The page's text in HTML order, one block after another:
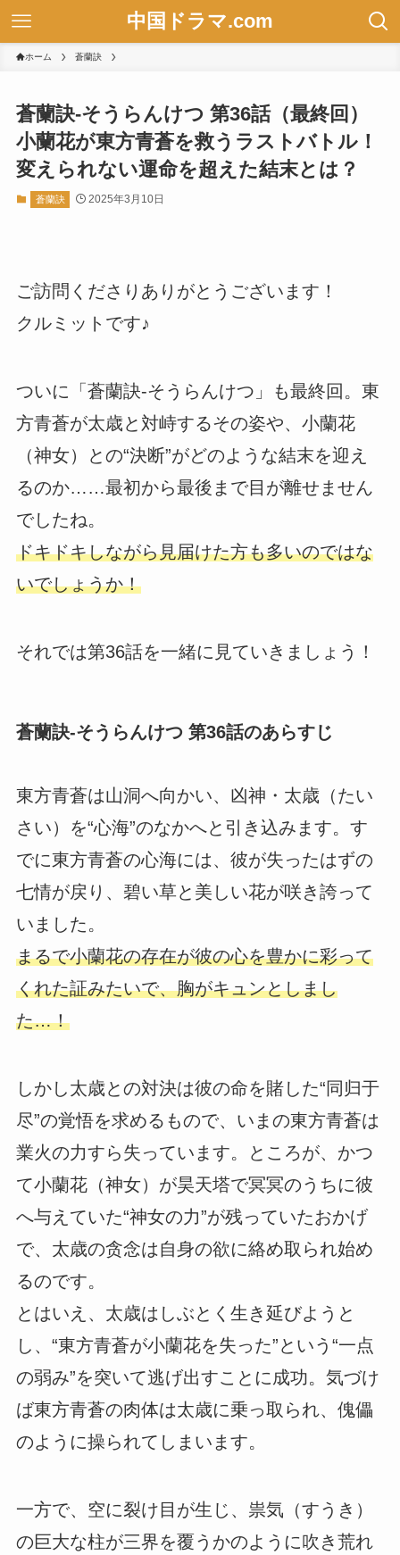
中国ドラマ.com
ホーム 蒼蘭訣
蒼蘭訣-そうらんけつ 第36話（最終回）
小蘭花が東方青蒼を救うラストバトル！
変えられない運命を超えた結末とは？
蒼蘭訣 2025年3月10日
ご訪問くださりありがとうございます！
クルミットです♪
ついに「蒼蘭訣-そうらんけつ」も最終回。東
方青蒼が太歳と対峙するその姿や、小蘭花
（神女）との“決断”がどのような結末を迎え
るのか……最初から最後まで目が離せません
でしたね。
ドキドキしながら見届けた方も多いのではな
いでしょうか！
それでは第36話を一緒に見ていきましょう！
蒼蘭訣-そうらんけつ 第36話のあらすじ
東方青蒼は山洞へ向かい、凶神・太歳（たい
さい）を“心海”のなかへと引き込みます。す
でに東方青蒼の心海には、彼が失ったはずの
七情が戻り、碧い草と美しい花が咲き誇って
いました。
まるで小蘭花の存在が彼の心を豊かに彩って
くれた証みたいで、胸がキュンとしまし
た…！
しかし太歳との対決は彼の命を賭した“同归于
尽”の覚悟を求めるもので、いまの東方青蒼は
業火の力すら失っています。ところが、かつ
て小蘭花（神女）が昊天塔で冥冥のうちに彼
へ与えていた“神女の力”が残っていたおかげ
で、太歳の贪念は自身の欲に絡め取られ始め
るのです。
とはいえ、太歳はしぶとく生き延びようと
し、“東方青蒼が小蘭花を失った”という“一点
の弱み”を突いて逃げ出すことに成功。気づけ
ば東方青蒼の肉体は太歳に乗っ取られ、傀儡
のように操られてしまいます。
一方で、空に裂け目が生じ、祟気（すうき）
の巨大な柱が三界を覆うかのように吹き荒れ